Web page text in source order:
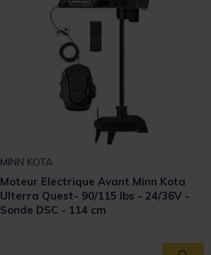
MINN KOTA
Moteur Electrique Avant Minn Kota
Ulterra Quest- 90/115 lbs - 24/36V -
Sonde DSC - 114 cm